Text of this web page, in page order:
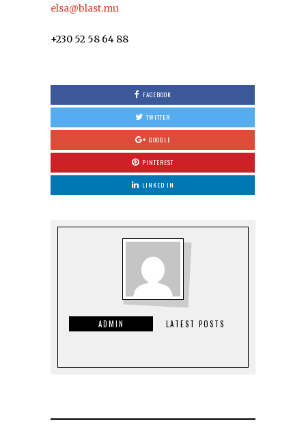
elsa@blast.mu
+230 52 58 64 88
FACEBOOK
TWITTER
GOOGLE
PINTEREST
LINKED IN
ADMIN LATEST POSTS